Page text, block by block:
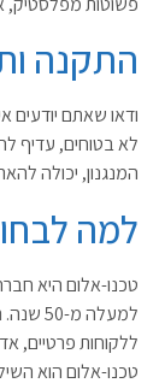
התקנה
ודאו שאתם יודעים
לא בטוחים, עדיף
המנגנון, יכולה
למה
טכנו-אלום היא
למעלה
ללקוחות פרטיים,
טכנו-אלום הוא